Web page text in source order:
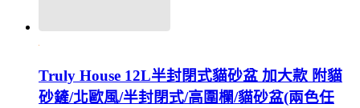
Truly House 12L半封閉式貓砂盆 加大款 附貓
砂鏟/北歐風/半封閉式/高圍欄/貓砂盆(兩色任